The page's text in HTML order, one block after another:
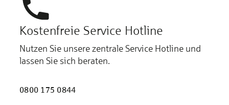
Kostenfreie Service Hotline
Nutzen Sie unsere zentrale Service Hotline und
lassen Sie sich beraten.
0800 175 0844